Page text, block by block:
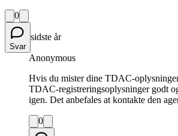
0
Svar
sidste år
Anonymous
Hvis du mister dine TDAC-
TDAC-registreringsoplysninger godt
igen. Det anbefales at kontakte den
0